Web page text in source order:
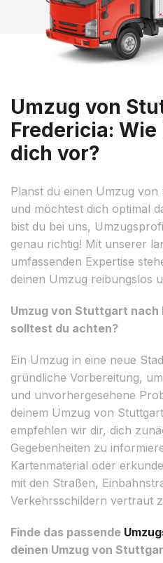
Umzug von
Fredericia:
dich vor?
Planst du einen Umzug
und möchtest dich optimal
bist du bei uns,
genau richtig! Mit unserer
umfassenden Expertise
deinen Umzug reibungslos
Umzug von Stuttgart nach
solltest du achten?
Ein Umzug in eine neue
gründliche Vorbereitung,
und unvorhergesehene
deinem Umzug von
empfehlen wir dir, dich
Gegebenheiten zu
Kartenmaterial oder
mit den Straßen,
Verkehrsschildern vertraut
Finde das passende
deinen Umzug von